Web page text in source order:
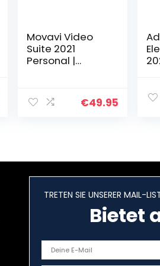
Movavi Video
Suite 2021
Personal |
Aktivierungscod
e per Email €49.95
TRETEN SIE UNSERER MAIL-
Bietet